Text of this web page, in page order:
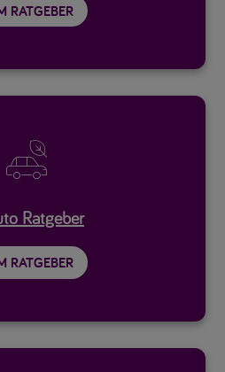
RATGEBER

Ratgeber
RATGEBER